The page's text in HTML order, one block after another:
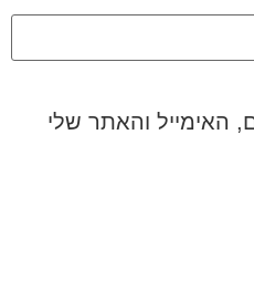
האימייל והאתר שלי